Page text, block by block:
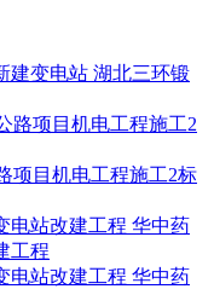
湖北三环锻
项目机电工程施工2标
华中药
工程
华中药